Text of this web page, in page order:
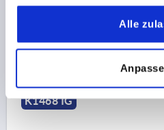
gesammelt haben.
Alle
Bestellnummer:K1468.3104
6,28 CHF
zzgl. MwSt.
K1468 IG